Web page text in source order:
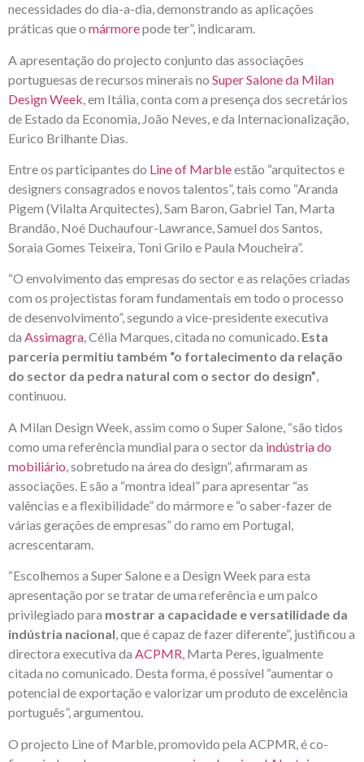
necessidades do dia-a-dia, demonstrando as aplicações
práticas que o mármorepode ter”, indicaram.
A apresentação do projecto conjunto das associações
portuguesas de recursos minerais no Super Salone da Milan
Design Week , em Itália, conta com a presença dos secretários
de Estado da Economia, João Neves, e da Internacionalização,
Eurico Brilhante Dias.
Entre os participantes do Line of Marbleestão “arquitectos e
designers consagrados e novos talentos”, tais como “Aranda
Pigem (Vilalta Arquitectes), Sam Baron, Gabriel Tan, Marta
Brandão, Noé Duchaufour-Lawrance, Samuel dos Santos,
Soraia Gomes Teixeira, Toni Grilo e Paula Moucheira”.
“O envolvimento das empresas do sector e as relações criadas
com os projectistas foram fundamentais em todo o processo
de desenvolvimento”, segundo a vice-presidente executiva
da Assimagra​, Célia Marques, citada no comunicado. Esta
parceria permitiu também “o fortalecimento da relação
do sector da pedra natural com o sector do design”,
continuou.
A Milan Design Week, assim como o Super Salone, “são tidos
como uma referência mundial para o sector da indústria do
mobiliário , sobretudo na área do design”, afirmaram as
associações. E são a “montra ideal” para apresentar “as
valências e a flexibilidade” do mármore e “o saber-fazer de
várias gerações de empresas” do ramo em Portugal,
acrescentaram.
“Escolhemos a Super Salone e a Design Week para esta
apresentação por se tratar de uma referência e um palco
privilegiado para mostrar a capacidade e versatilidade da
indústria nacional, que é capaz de fazer diferente”, justificou a
directora executiva da ACPMR, Marta Peres, igualmente
citada no comunicado. Desta forma, é possível “aumentar o
potencial de exportação e valorizar um produto de excelência
português”, argumentou.
O projecto Line of Marble, promovido pela ACPMR, é co-